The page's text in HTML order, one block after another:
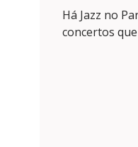
Há Jazz no
concertos